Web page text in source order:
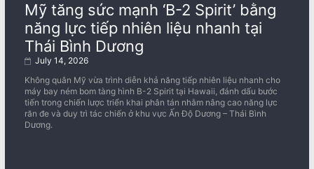
Mỹ tăng sức mạnh ‘B-2 Spirit’ bằng
năng lực tiếp nhiên liệu nhanh tại
Thái Bình Dương
July 14, 2026
Không quân Mỹ vừa trình diễn khả năng tiếp nhiên liệu nhanh cho
máy bay ném bom tàng hình B-2 Spirit tại Hawaii, đánh dấu bước
tiến trong chiến lược triển khai phân tán nhằm nâng cao năng lực
răn đe và duy trì tác chiến ở khu vực Ấn Độ Dương – Thái Bình
Dương.